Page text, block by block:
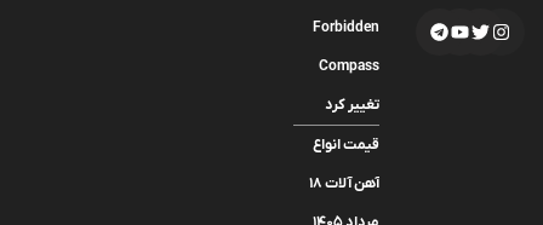
Forbidden
Compass
تغییر کرد
قیمت انواع
آهن آلات ۱۸